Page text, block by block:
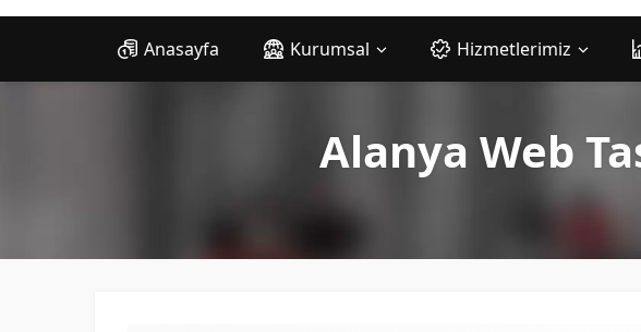
Anasayfa Kurumsal Hizmetlerimiz
Alanya Web